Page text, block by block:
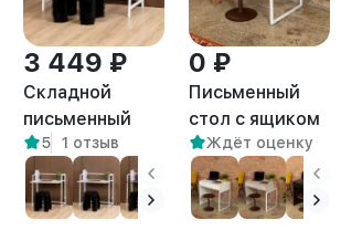
3 449 ₽
Складной
письменный
стол Кова
белый/
амаретто
5 1 отзыв
0 ₽
Письменный
стол с ящиком
Адэр белый/
амаретто
Ждёт оценку